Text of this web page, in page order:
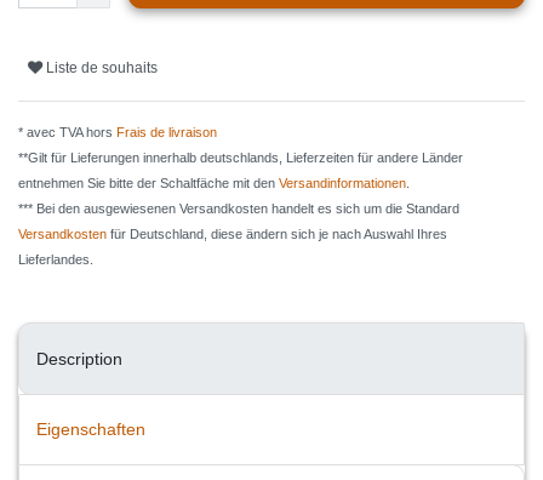
Liste de souhaits
* avec TVA hors Frais de livraison
**Gilt für Lieferungen innerhalb deutschlands, Lieferzeiten für andere Länder
entnehmen Sie bitte der Schaltfäche mit den Versandinformationen
*** Bei den ausgewiesenen Versandkosten handelt es sich um die Standard
Versandkosten für Deutschland, diese ändern sich je nach Auswahl Ihres
Lieferlandes.
Description
Eigenschaften